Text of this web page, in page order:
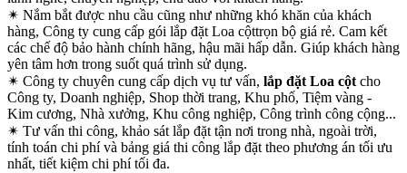
✴ Nắm bắt được nhu cầu cũng như những khó khăn của khách
hàng, Công ty cung cấp gói lắp đặt Loa cộttrọn bộ giá rẻ. Cam kết
các chế độ bảo hành chính hãng, hậu mãi hấp dẫn. Giúp khách hàng
yên tâm hơn trong suốt quá trình sử dụng.
✴ Công ty chuyên cung cấp dịch vụ tư vấn, lắp đặt Loa cột cho
Công ty, Doanh nghiệp, Shop thời trang, Khu phố, Tiệm vàng -
Kim cương, Nhà xưởng, Khu công nghiệp, Công trình công cộng...
✴ Tư vấn thi công, khảo sát lắp đặt tận nơi trong nhà, ngoài trời,
tính toán chi phí và bảng giá thi công lắp đặt theo phương án tối ưu
nhất, tiết kiệm chi phí tối đa.